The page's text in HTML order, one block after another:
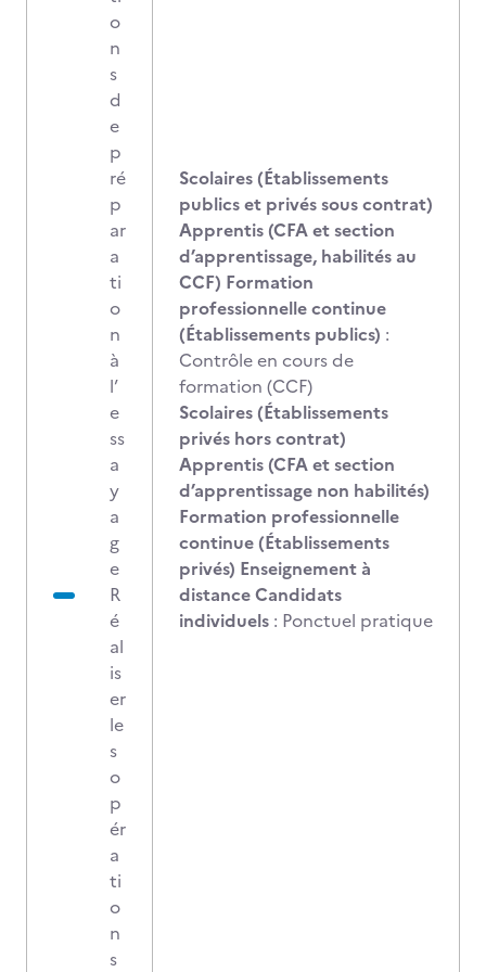
o
n
s
d
e
p
ré
p
ar
a
ti
o
n
à
l’
e
ss
a
y
a
g
e
R
é
al
is
er
le
s
o
p
ér
a
ti
o
n
s
Scolaires (Établissements
publics et privés sous contrat)
Apprentis (CFA et section
d’apprentissage, habilités au
CCF) Formation
professionnelle continue
(Établissements publics) :
Contrôle en cours de
formation (CCF)
Scolaires (Établissements
privés hors contrat)
Apprentis (CFA et section
d’apprentissage non habilités)
Formation professionnelle
continue (Établissements
privés) Enseignement à
distance Candidats
individuels : Ponctuel pratique